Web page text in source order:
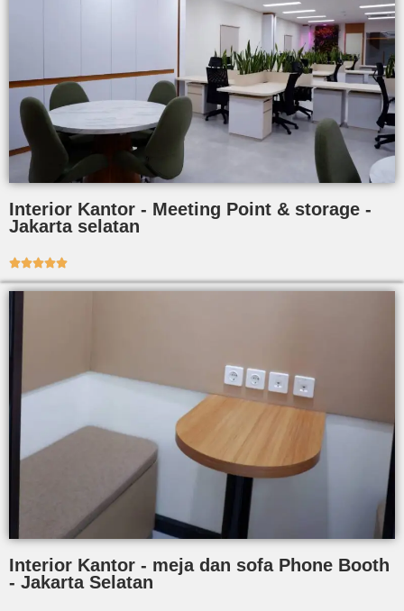
Interior Kantor - Meeting Point & storage -
Jakarta selatan

Interior Kantor - meja dan sofa Phone Booth
- Jakarta Selatan